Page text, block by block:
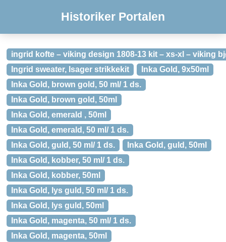
Historiker Portalen
ingrid kofte – viking design 1808-13 kit – xs-xl – viking
Ingrid sweater, Isager strikkekit
Inka Gold, 9x50ml
Inka Gold, brown gold, 50 ml/ 1 ds.
Inka Gold, brown gold, 50ml
Inka Gold, emerald , 50ml
Inka Gold, emerald, 50 ml/ 1 ds.
Inka Gold, guld, 50 ml/ 1 ds.
Inka Gold, guld, 50ml
Inka Gold, kobber, 50 ml/ 1 ds.
Inka Gold, kobber, 50ml
Inka Gold, lys guld, 50 ml/ 1 ds.
Inka Gold, lys guld, 50ml
Inka Gold, magenta, 50 ml/ 1 ds.
Inka Gold, magenta, 50ml